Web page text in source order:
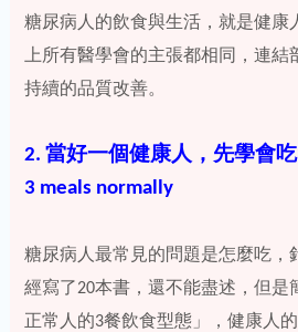
糖尿病人的飲食與生活，就是健康
上所有醫學會的主張都相同，連結
持續的品質改善。
2. 當好一個健康人，先學會
3 meals normally
糖尿病人最常見的問題是怎麼吃，
經寫了20本書，還不能盡述，但是
正常人的3餐飲食型態」，健康人